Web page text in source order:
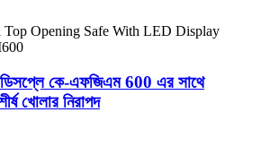
কে-এফজিএম 600 এর সাথে
খোলার নিরাপদ